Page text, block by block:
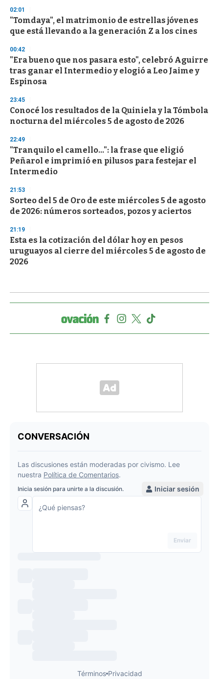
02:01
"Tomdaya", el matrimonio de estrellas jóvenes
que está llevando a la generación Z a los cines
00:42
"Era bueno que nos pasara esto", celebró Aguirre
tras ganar el Intermedio y elogió a Leo Jaime y
Espinosa
23:45
Conocé los resultados de la Quiniela y la Tómbola
nocturna del miércoles 5 de agosto de 2026
22:49
"Tranquilo el camello...": la frase que eligió
Peñarol e imprimió en pilusos para festejar el
Intermedio
21:53
Sorteo del 5 de Oro de este miércoles 5 de agosto
de 2026: números sorteados, pozos y aciertos
21:19
Esta es la cotización del dólar hoy en pesos
uruguayos al cierre del miércoles 5 de agosto de
2026